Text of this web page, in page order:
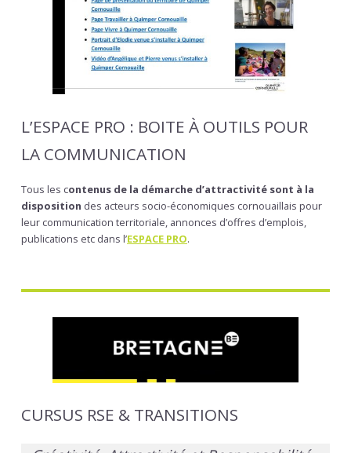
L’ESPACE PRO : BOITE À OUTILS POUR
LA COMMUNICATION
Tous les contenus de la démarche d’attractivité sont à la
disposition des acteurs socio-économiques cornouaillais pour
leur communication territoriale, annonces d’offres d’emplois,
publications etc dans l’ESPACE PRO.
CURSUS RSE & TRANSITIONS